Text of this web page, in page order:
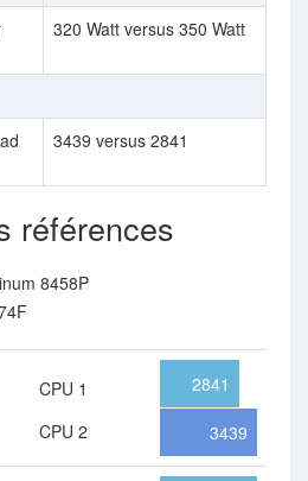
320 Watt versus 350 Watt
3439 versus 2841
références
8458P
CPU 1
CPU 2
2841
3439